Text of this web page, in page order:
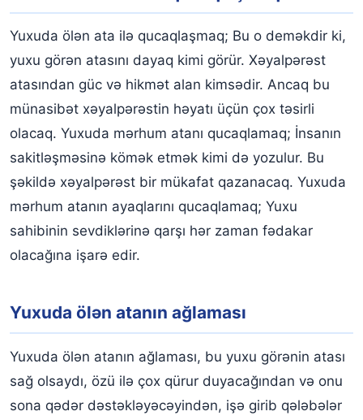
Yuxuda ölən ata ilə qucaqlaşmaq; Bu o deməkdir ki,
yuxu görən atasını dayaq kimi görür. Xəyalpərəst
atasından güc və hikmət alan kimsədir. Ancaq bu
münasibət xəyalpərəstin həyatı üçün çox təsirli
olacaq. Yuxuda mərhum atanı qucaqlamaq; İnsanın
sakitləşməsinə kömək etmək kimi də yozulur. Bu
şəkildə xəyalpərəst bir mükafat qazanacaq. Yuxuda
mərhum atanın ayaqlarını qucaqlamaq; Yuxu
sahibinin sevdiklərinə qarşı hər zaman fədakar
olacağına işarə edir.
Yuxuda ölən atanın ağlaması
Yuxuda ölən atanın ağlaması, bu yuxu görənin atası
sağ olsaydı, özü ilə çox qürur duyacağından və onu
sona qədər dəstəkləyəcəyindən, işə girib qələbələr